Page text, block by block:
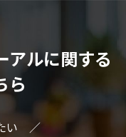
アルに関する
ら
い ／